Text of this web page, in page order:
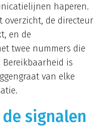
haperen.
overzicht, de directeur
en de
twee nummers die
is
van elke
signalen